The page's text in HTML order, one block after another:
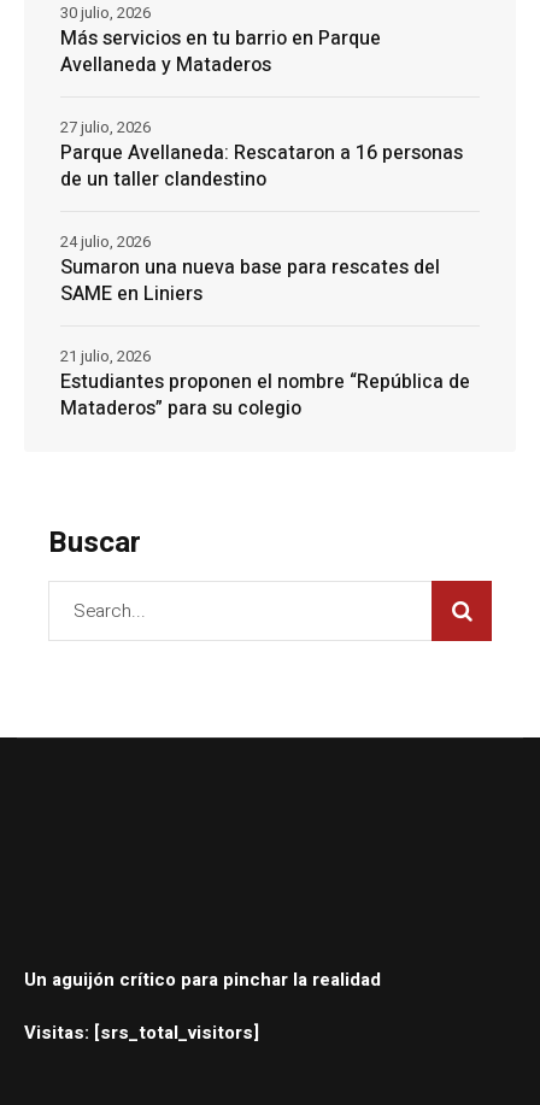
Más servicios en tu barrio en Parque
Avellaneda y Mataderos
30 julio, 2026
Parque Avellaneda: Rescataron a 16 personas
de un taller clandestino
27 julio, 2026
Sumaron una nueva base para rescates del
SAME en Liniers
24 julio, 2026
Estudiantes proponen el nombre “República de
Mataderos” para su colegio
21 julio, 2026
Buscar
Un aguijón crítico para pinchar la realidad
Visitas: [srs_total_visitors]